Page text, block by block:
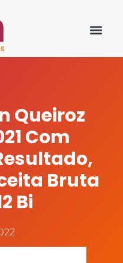
Queiroz
Com
Bruta
Bi